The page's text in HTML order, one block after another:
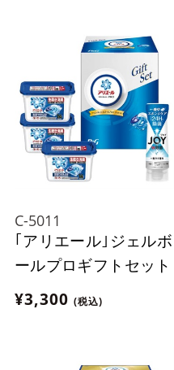
C-5011
｢アリエール｣ジェルボ
ールプロギフトセット
¥3,300 (税込)